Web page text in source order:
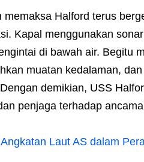
Halford terus
Kapal menggunakan
di bawah air. Begitu
muatan kedalaman,
demikian, USS
penjaga terhadap
Laut AS dalam